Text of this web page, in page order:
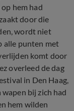
hem had
door die
wordt niet
alle punten met
komt door
overleed de dag
in Den Haag,
bij zich had
hem wilden